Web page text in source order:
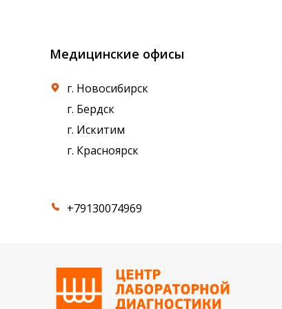
Медицинские офисы
г. Новосибирск
г. Бердск
г. Искитим
г. Красноярск
+79130074969